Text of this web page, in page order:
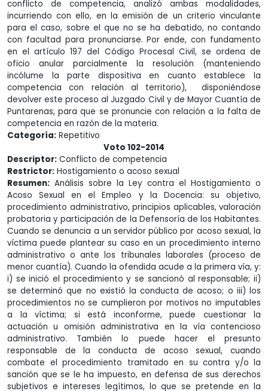
conflicto de competencia, analizó ambas modalidades,
incurriendo con ello, en la emisión de un criterio vinculante
para el caso, sobre el que no se ha debatido, no contando
con facultad para pronunciarse. Por ende, con fundamento
en el artículo 197 del Código Procesal Civil, se ordena de
oficio anular parcialmente la resolución (manteniendo
incólume la parte dispositiva en cuanto establece la
competencia con relación al territorio), disponiéndose
devolver este proceso al Juzgado Civil y de Mayor Cuantía de
Puntarenas, para que se pronuncie con relación a la falta de
competencia en razón de la materia.
Categoría: Repetitivo
Voto 102-2014
Descriptor: Conflicto de competencia
Restrictor: Hostigamiento o acoso sexual
Resumen: Análisis sobre la Ley contra el Hostigamiento o
Acoso Sexual en el Empleo y la Docencia: su objetivo,
procedimiento administrativo, principios aplicables, valoración
probatoria y participación de la Defensoría de los Habitantes.
Cuando se denuncia a un servidor público por acoso sexual, la
víctima puede plantear su caso en un procedimiento interno
administrativo o ante los tribunales laborales (proceso de
menor cuantía). Cuando la ofendida acude a la primera vía, y:
i) se inició el procedimiento y se sancionó al responsable; ii)
se determinó que no existió la conducta de acoso; o iii) los
procedimientos no se cumplieron por motivos no imputables
a la víctima; si está inconforme, puede cuestionar la
actuación u omisión administrativa en la vía contencioso
administrativo. También lo puede hacer el presunto
responsable de la conducta de acoso sexual, cuando
combate el procedimiento tramitado en su contra y/o la
sanción que se le ha impuesto, en defensa de sus derechos
subjetivos e intereses legítimos, lo que se pretende en la